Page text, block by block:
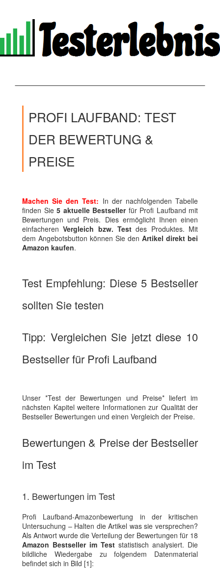
PROFI LAUFBAND: TEST
DER BEWERTUNG &
PREISE
Machen Sie den Test: In der nachfolgenden Tabelle
finden Sie5 aktuelle Bestsellerfür Profi Laufband mit
Bewertungen und Preis. Dies ermöglicht Ihnen einen
einfacherenVergleich bzw. Test des Produktes. Mit
dem Angebotsbutton können Sie den Artikel direkt bei
Amazon kaufen.
Test Empfehlung: Diese 5 Bestseller
sollten Sie testen
Tipp: Vergleichen Sie jetzt diese 10
Bestseller für Profi Laufband
Unser *Test der Bewertungen und Preise* liefert im
nächsten Kapitel weitere Informationen zur Qualität der
Bestseller Bewertungen und einen Vergleich der Preise.
Bewertungen & Preise der Bestseller
im Test
1. Bewertungen im Test
Profi Laufband-Amazonbewertung in der kritischen
Untersuchung – Halten die Artikel was sie versprechen?
Als Antwort wurde die Verteilung der Bewertungen für 18
Amazon Bestseller im Test statistisch analysiert. Die
bildliche Wiedergabe zu folgendem Datenmaterial
befindet sich in Bild [1]: